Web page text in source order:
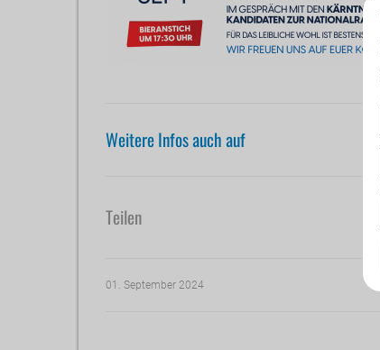
Weitere Infos auch auf
Teilen
01. September 2024